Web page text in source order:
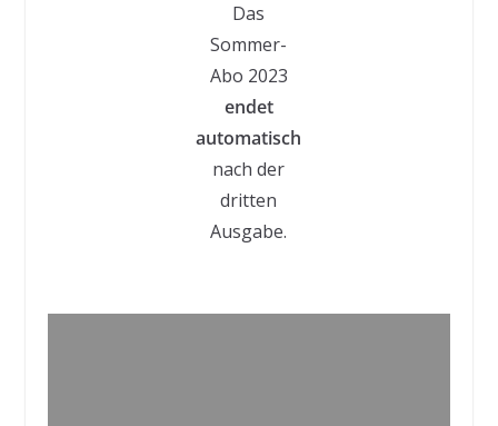
Das
Sommer-
Abo 2023
endet
automatisch
nach der
dritten
Ausgabe.